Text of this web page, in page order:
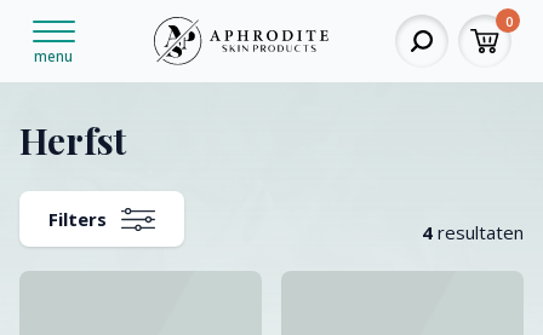
menu
0
Herfst
Filters
4 resultaten